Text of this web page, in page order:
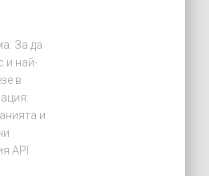
За да
и най-
в
и
API.